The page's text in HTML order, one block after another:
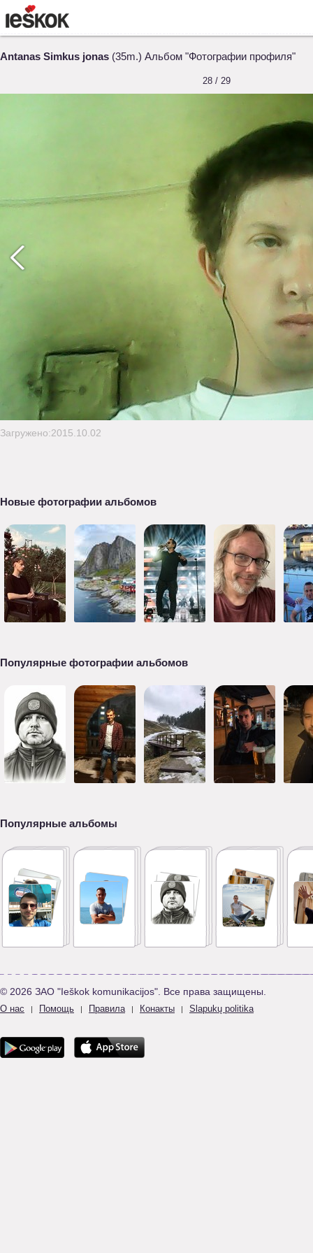
Antanas Simkus jonas (35m.) Альбом "Фотографии профиля"
28 / 29
Загружено:2015.10.02
Новые фотографии альбомов
Популярные фотографии альбомов
Популярные альбомы
© 2026 ЗАО "Ieškok komunikacijos". Все права защищены.
О нас | Помощь | Правила | Конакты | Slapukų politika